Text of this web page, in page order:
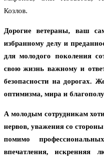
Козлов.
Дорогие ветераны, ваш
избранному делу и
для молодого поколения
свою жизнь важному и
безопасности на дорогах.
оптимизма, мира и
А молодым сотрудникам
нервов, уважения со
помимо
впечатления, искренняя